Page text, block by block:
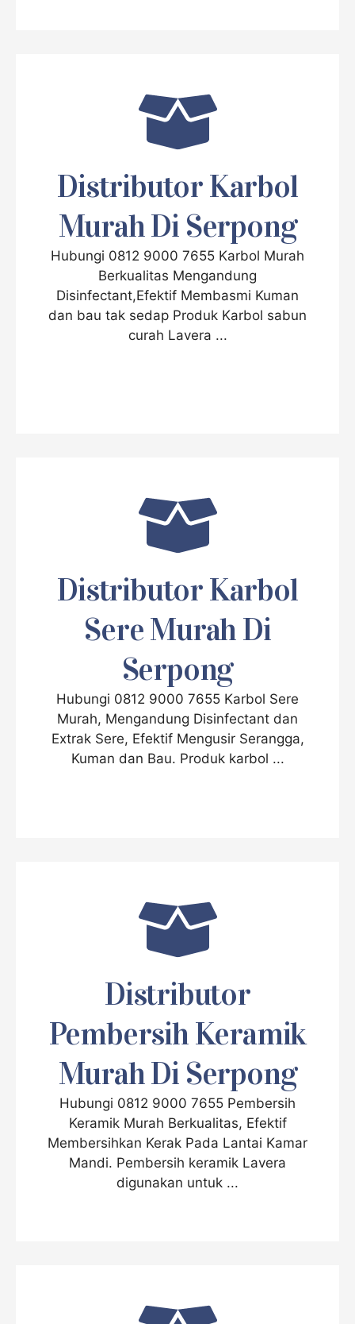
Distributor Karbol
Murah Di Serpong
Hubungi 0812 9000 7655 Karbol Murah
Berkualitas Mengandung
Disinfectant,Efektif Membasmi Kuman
dan bau tak sedap Produk Karbol sabun
curah Lavera ...
Distributor Karbol
Sere Murah Di
Serpong
Hubungi 0812 9000 7655 Karbol Sere
Murah, Mengandung Disinfectant dan
Extrak Sere, Efektif Mengusir Serangga,
Kuman dan Bau. Produk karbol ...
Distributor
Pembersih Keramik
Murah Di Serpong
Hubungi 0812 9000 7655 Pembersih
Keramik Murah Berkualitas, Efektif
Membersihkan Kerak Pada Lantai Kamar
Mandi. Pembersih keramik Lavera
digunakan untuk ...